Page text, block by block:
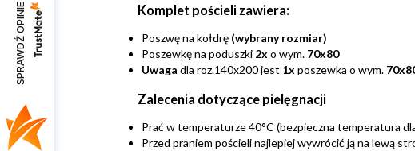
Komplet pościeli zawiera:
Poszwę na kołdrę (wybrany rozmiar)
Poszewkę na poduszki 2x o wym. 70x80
Uwaga dla roz.140x200 jest 1x poszewka o wym.
Zalecenia dotyczące pielęgnacji
Prać w temperaturze 40°C (bezpieczna temperatura
Przed praniem pościeli najlepiej wywrócić ją na lewą
SPRAWDŹ OPINIE